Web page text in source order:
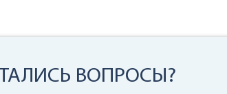
ВОПРОСЫ?